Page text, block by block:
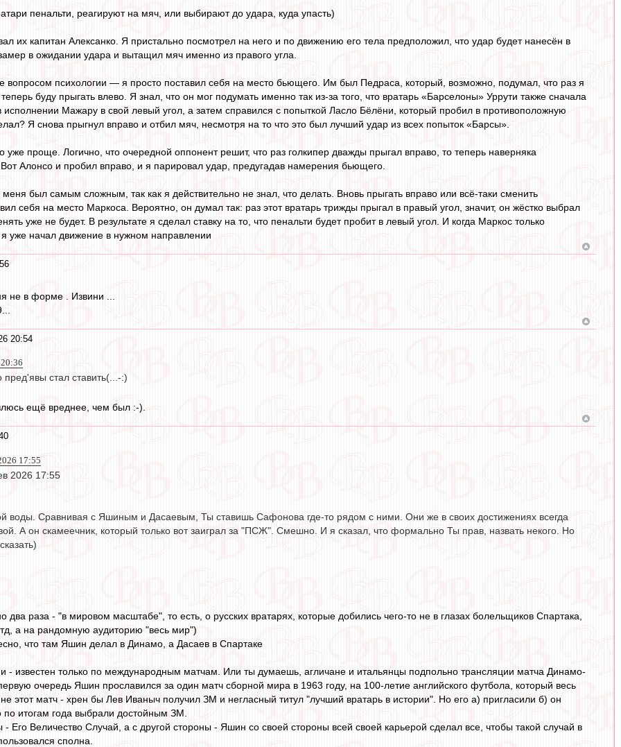
пенальти, реагируют на мяч, или выбирают до удара, куда упасть)
их капитан Алексанко. Я пристально посмотрел на него и по движению его тела предположил, что удар будет нанесён в
в ожидании удара и вытащил мяч именно из правого угла.
вопросом психологии — я просто поставил себя на место бьющего. Им был Педраса, который, возможно, подумал, что раз я
буду прыгать влево. Я знал, что он мог подумать именно так из-за того, что вратарь «Барселоны» Уррути также сначала
исполнении Мажару в свой левый угол, а затем справился с попыткой Ласло Бёлёни, который пробил в противоположную
Я снова прыгнул вправо и отбил мяч, несмотря на то что это был лучший удар из всех попыток «Барсы».
уже проще. Логично, что очередной оппонент решит, что раз голкипер дважды прыгал вправо, то теперь наверняка
Вот Алонсо и пробил вправо, и я парировал удар, предугадав намерения бьющего.
был самым сложным, так как я действительно не знал, что делать. Вновь прыгать вправо или всё-таки сменить
себя на место Маркоса. Вероятно, он думал так: раз этот вратарь трижды прыгал в правый угол, значит, он жёстко выбрал
уже не будет. В результате я сделал ставку на то, что пенальти будет пробит в левый угол. И когда Маркос только
уже начал движение в нужном направлении
не в форме . Извини ...
20:54
стал ставить(...-:)
ещё вреднее, чем был :-).
17:55
2026 17:55
воды. Сравнивая с Яшиным и Дасаевым, Ты ставишь Сафонова где-то рядом с ними. Они же в своих достижениях всегда
А он скамеечник, который только вот заиграл за "ПСЖ". Смешно. И я сказал, что формально Ты прав, назвать некого. Но
два раза - "в мировом масштабе", то есть, о русских вратарях, которые добились чего-то не в глазах болельщиков Спартака,
а на рандомную аудиторию "весь мир")
что там Яшин делал в Динамо, а Дасаев в Спартаке
- известен только по международным матчам. Или ты думаешь, агличане и итальянцы подпольно трансляции матча Динамо-
очередь Яшин прославился за один матч сборной мира в 1963 году, на 100-летие английского футбола, который весь
этот матч - хрен бы Лев Иваныч получил ЗМ и негласный титул "лучший вратарь в истории". Но его а) пригласили б) он
по итогам года выбрали достойным ЗМ.
- Его Величество Случай, а с другой стороны - Яшин со своей стороны всей своей карьерой сделал все, чтобы такой случай в
сполна.